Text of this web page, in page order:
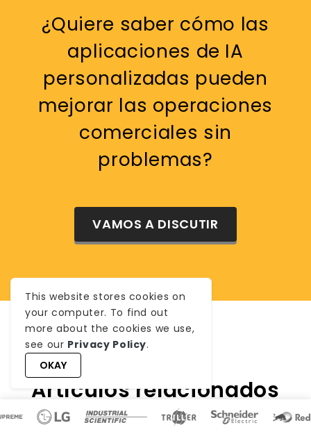
¿Quiere saber cómo las
aplicaciones de IA
personalizadas pueden
mejorar las operaciones
comerciales sin
problemas?
VAMOS A DISCUTIR
Artículos relacionados
que deberías leer a
This website stores cookies on
your computer. To find out
more about the cookies we use,
see our Privacy Policy.
OKAY